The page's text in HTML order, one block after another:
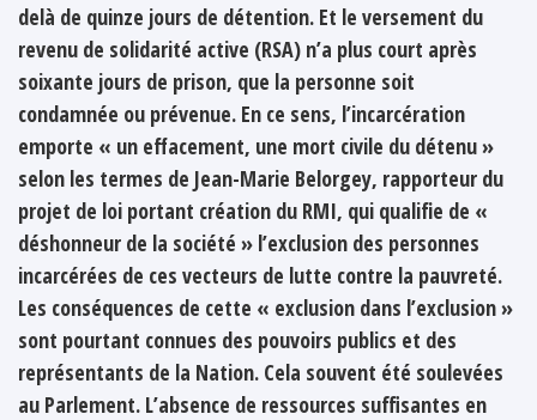
delà de quinze jours de détention. Et le versement du
revenu de solidarité active (RSA) n’a plus court après
soixante jours de prison, que la personne soit
condamnée ou prévenue. En ce sens, l’incarcération
emporte « un effacement, une mort civile du détenu »
selon les termes de Jean-Marie Belorgey, rapporteur du
projet de loi portant création du RMI, qui qualifie de «
déshonneur de la société » l’exclusion des personnes
incarcérées de ces vecteurs de lutte contre la pauvreté.
Les conséquences de cette « exclusion dans l’exclusion »
sont pourtant connues des pouvoirs publics et des
représentants de la Nation. Cela souvent été soulevées
au Parlement. L’absence de ressources suffisantes en